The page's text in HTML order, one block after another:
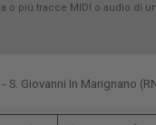
più tracce MIDI o audio
S. Giovanni In Marignano